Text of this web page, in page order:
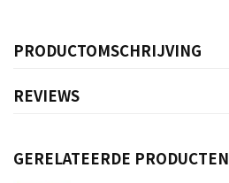
PRODUCTOMSCHRIJVING
REVIEWS
GERELATEERDE PRODUCTEN